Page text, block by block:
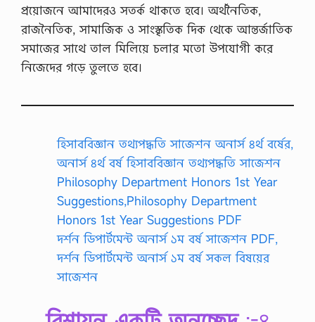
অ
র্চে
ই
প্রয়োজনে আমাদেরও সতর্ক থাকতে হবে। অর্থনৈতিক,
রাজনৈতিক, সামাজিক ও সাংস্কৃতিক দিক থেকে আন্তর্জাতিক
সমাজের সাথে তাল মিলিয়ে চলার মতো উপযোগী করে
নিজেদের গড়ে তুলতে হবে।
হিসাববিজ্ঞান তথ্যপদ্ধতি সাজেশন অনার্স ৪র্থ বর্ষের,
অনার্স ৪র্থ বর্ষ হিসাববিজ্ঞান তথ্যপদ্ধতি সাজেশন
Philosophy Department Honors 1st Year
Suggestions,Philosophy Department
Honors 1st Year Suggestions PDF
দর্শন ডিপার্টমেন্ট অনার্স ১ম বর্ষ সাজেশন PDF,
দর্শন ডিপার্টমেন্ট অনার্স ১ম বর্ষ সকল বিষয়ের
সাজেশন